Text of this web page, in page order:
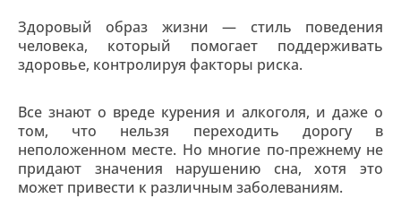
Здоровый образ жизни — стиль поведения
человека, который помогает поддерживать
здоровье, контролируя факторы риска.
Все знают о вреде курения и алкоголя, и даже о
том, что нельзя переходить дорогу в
неположенном месте. Но многие по-прежнему не
придают значения нарушению сна, хотя это
может привести к различным заболеваниям.